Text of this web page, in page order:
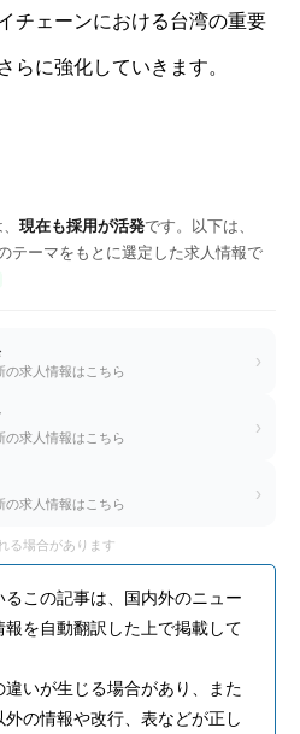
チェーンにおける台湾の重要
らに強化していきます。
現在も採用が活発です。以下は、
テーマをもとに選定した求人情報で
の求人情報はこちら ›
の求人情報はこちら ›
の求人情報はこちら ›
る場合があります
この記事は、国内外のニュー
を自動翻訳した上で掲載して
いが生じる場合があり、また
の情報や改行、表などが正し